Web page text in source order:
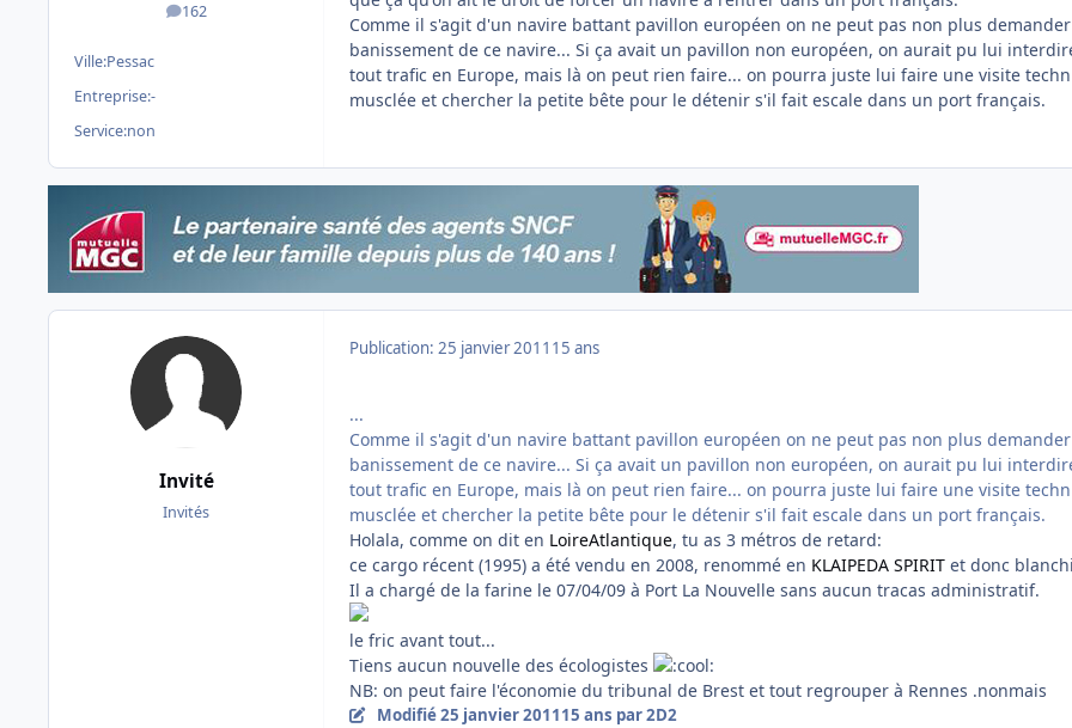
162
messages
Ville:Pessac
Entreprise:-
Service:non
Comme il s'agit d'un navire battant pavillon européen on ne peut pas non plus
banissement de ce navire... Si ça avait un pavillon non européen, on aurait pu lui
tout trafic en Europe, mais là on peut rien faire... on pourra juste lui faire une visite
musclée et chercher la petite bête pour le détenir s'il fait escale dans un port français.
Invité
Invités
Publication: 25 janvier 2011 15 ans
...
Comme il s'agit d'un navire battant pavillon européen on ne peut pas non plus
banissement de ce navire... Si ça avait un pavillon non européen, on aurait pu lui
tout trafic en Europe, mais là on peut rien faire... on pourra juste lui faire une visite
musclée et chercher la petite bête pour le détenir s'il fait escale dans un port français.
Holala, comme on dit en LoireAtlantique, tu as 3 métros de retard:
ce cargo récent (1995) a été vendu en 2008, renommé en KLAIPEDA SPIRIT et donc
Il a chargé de la farine le 07/04/09 à Port La Nouvelle sans aucun tracas administratif.
le fric avant tout...
Tiens aucun nouvelle des écologistes
NB: on peut faire l'économie du tribunal de Brest et tout regrouper à Rennes .nonmais
Modifié25 janvier 201115 ans par 2D2